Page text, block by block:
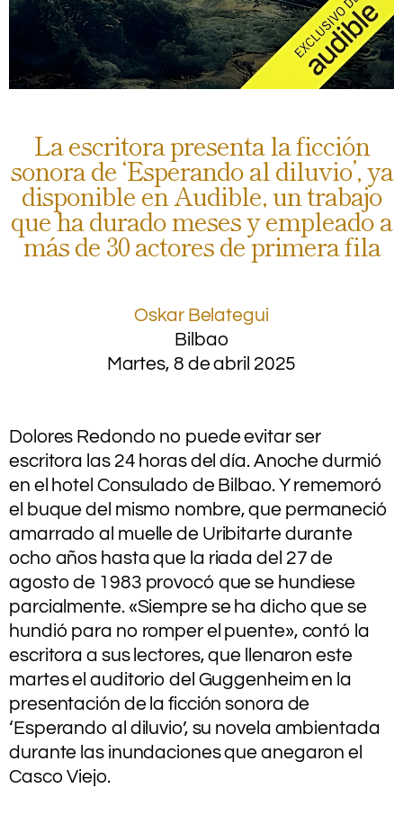
La escritora presenta la ficción
sonora de ‘Esperando al diluvio’, ya
disponible en Audible, un trabajo
que ha durado meses y empleado a
más de 30 actores de primera fila
Oskar Belategui
Bilbao
Martes, 8 de abril 2025
Dolores Redondo no puede evitar ser
escritora las 24 horas del día. Anoche durmió
en el hotel Consulado de Bilbao. Y rememoró
el buque del mismo nombre, que permaneció
amarrado al muelle de Uribitarte durante
ocho años hasta que la riada del 27 de
agosto de 1983 provocó que se hundiese
parcialmente. «Siempre se ha dicho que se
hundió para no romper el puente», contó la
escritora a sus lectores, que llenaron este
martes el auditorio del Guggenheim en la
presentación de la ficción sonora de
‘Esperando al diluvio’, su novela ambientada
durante las inundaciones que anegaron el
Casco Viejo.